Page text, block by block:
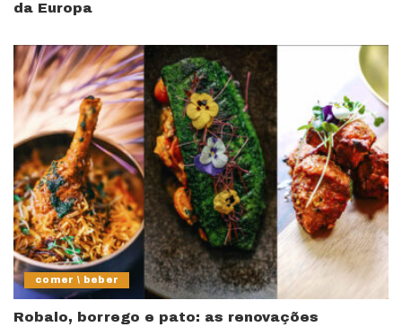
da Europa
comer \ beber
Robalo, borrego e pato: as renovações